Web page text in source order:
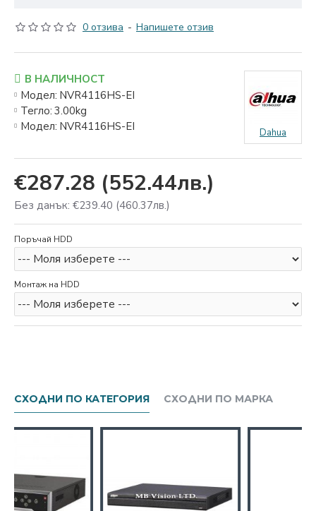
0 отзива - Напишете отзив
€287.28 (552.44лв.)
Без данък: €239.40 (460.37лв.)
В НАЛИЧНОСТ
Модел: NVR4116HS-EI
Тегло: 3.00kg
Модел: NVR4116HS-EI Dahua
Поръчай HDD
Монтаж на HDD
СХОДНИ ПО КАТЕГОРИЯ СХОДНИ ПО МАРКА